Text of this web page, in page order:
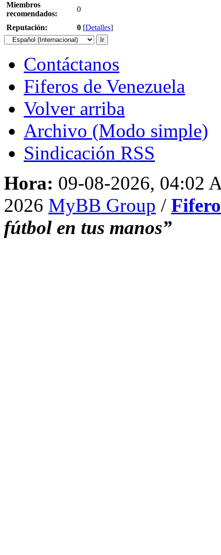
Miembros
recomendados:
0
Reputación: 0 [Detalles]
Contáctanos
Fiferos de Venezuela
Volver arriba
Archivo (Modo simple)
Sindicación RSS
Hora: 09-08-2026, 04:02
2026 MyBB Group /
fútbol en tus manos”